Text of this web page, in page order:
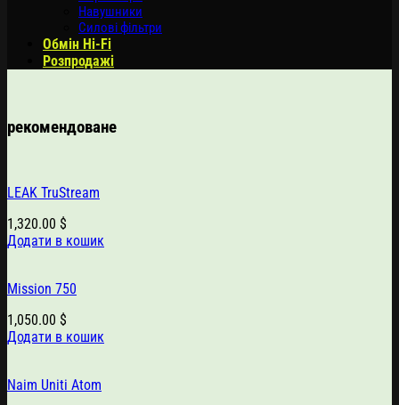
Навушники
Силові фільтри
Обмін Hi-Fi
Розпродажі
рекомендоване
LEAK TruStream
1,320.00 $
Додати в кошик
Mission 750
1,050.00 $
Додати в кошик
Naim Uniti Atom